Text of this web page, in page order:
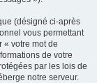
(désigné ci-après
vous permettant
« votre mot de
de votre
par les lois de
notre serveur.